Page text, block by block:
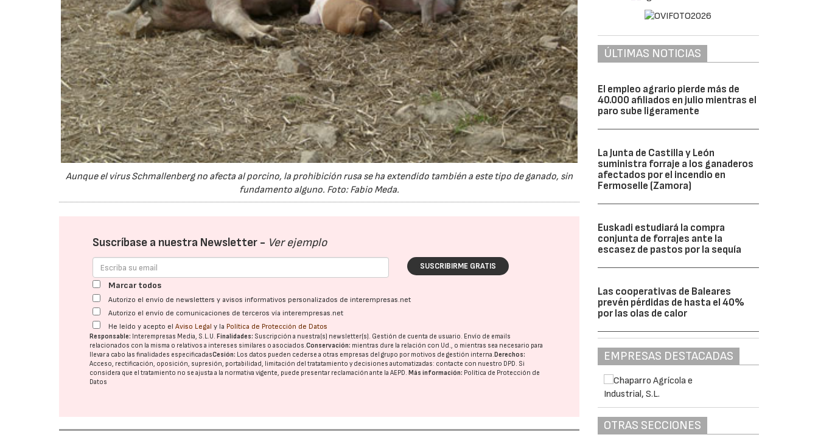
Aunque el virus Schmallenberg no afecta al porcino, la prohibición rusa se ha extendido también a este tipo de ganado, sin
fundamento alguno. Foto: Fabio Meda.
Suscríbase a nuestra Newsletter - Ver ejemplo
SUSCRIBIRME GRATIS
Marcar todos
Autorizo el envío de newsletters y avisos informativos personalizados de interempresas.net
Autorizo el envío de comunicaciones de terceros vía interempresas.net
He leído y acepto elAviso Legal y la Política de Protección de Datos
Responsable: Interempresas Media, S.L.U.Finalidades: Suscripción a nuestra(s) newsletter(s). Gestión de cuenta de usuario. Envío de emails
relacionados con la misma o relativos a intereses similares o asociados.Conservación: mientras dure la relación con Ud., o mientras sea necesario para
llevar a cabo las finalidades especificadasCesión: Los datos pueden cederse a otras empresas del grupo por motivos de gestión interna.Derechos:
Acceso, rectificación, oposición, supresión, portabilidad, limitación del tratatamiento y decisiones automatizadas: contacte con nuestro DPD. Si
considera que el tratamiento no se ajusta a la normativa vigente, puede presentar reclamación ante laAEPD.Más información: Política de Protección de
Datos
ÚLTIMAS NOTICIAS
El empleo agrario pierde más de
40.000 afiliados en julio mientras el
paro sube ligeramente
La Junta de Castilla y León
suministra forraje a los ganaderos
afectados por el incendio en
Fermoselle (Zamora)
Euskadi estudiará la compra
conjunta de forrajes ante la
escasez de pastos por la sequía
Las cooperativas de Baleares
prevén pérdidas de hasta el 40%
por las olas de calor
EMPRESAS DESTACADAS
OTRAS SECCIONES